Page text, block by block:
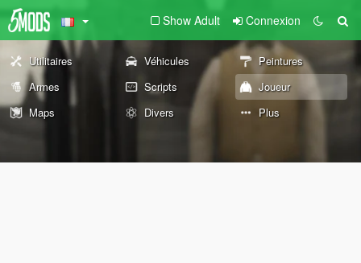
Show Adult Connexion
Utilitaires Véhicules
Peintures
Armes
Scripts
Joueur
Maps
Divers Plus